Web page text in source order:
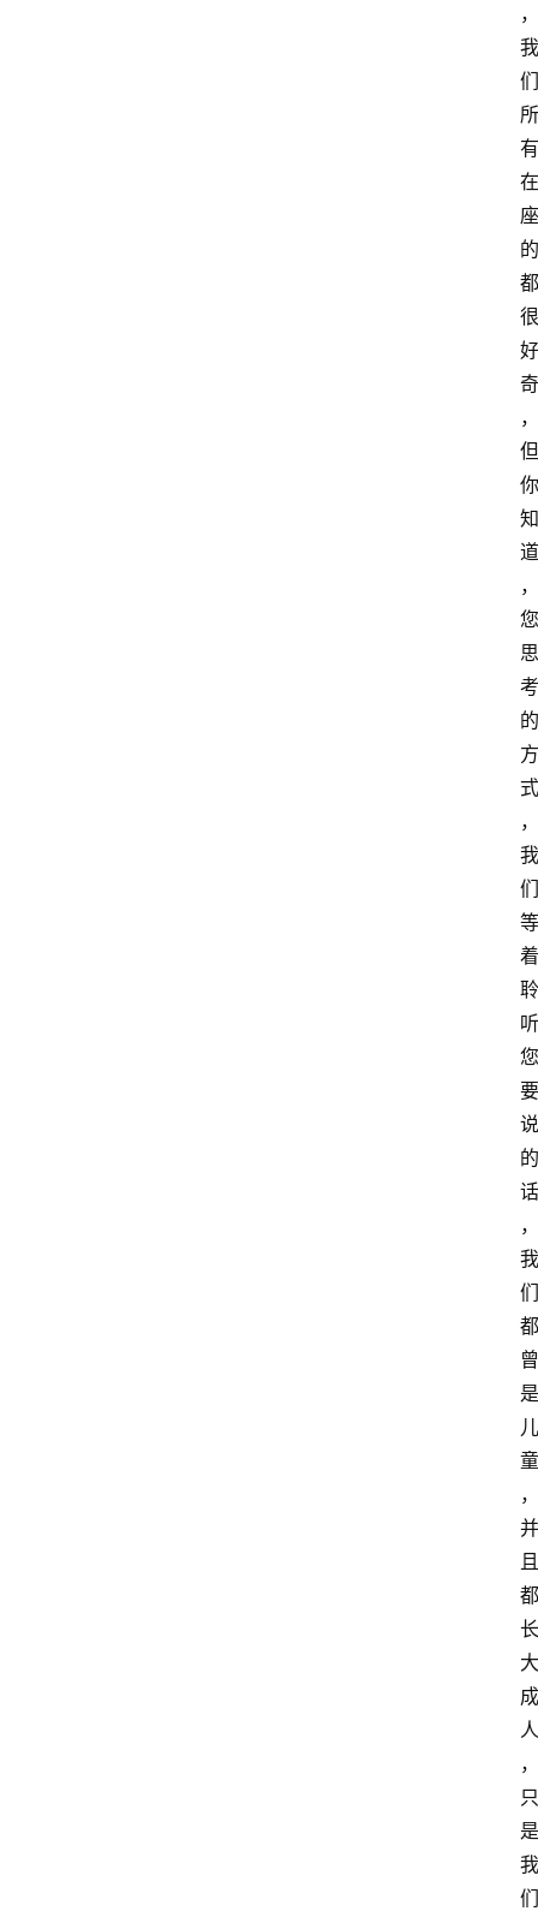
，
我
们
所
有
在
座
的
都
很
好
奇
，
但
你
知
道
，
您
思
考
的
方
式
，
我
们
等
着
聆
听
您
要
说
的
话
，
我
们
都
曾
是
儿
童
，
并
且
都
长
大
成
人
，
只
是
我
们